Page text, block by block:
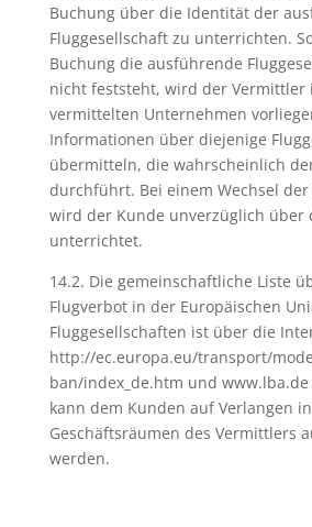
Buchung über die Identität der
Fluggesellschaft zu unterrichten.
Buchung die ausführende
nicht feststeht, wird der Vermittler
vermittelten Unternehmen
Informationen über diejenige
übermitteln, die wahrscheinlich
durchführt. Bei einem Wechsel
wird der Kunde unverzüglich über
unterrichtet.
14.2. Die gemeinschaftliche Liste
Flugverbot in der Europäischen
Fluggesellschaften ist über die
http://ec.europa.eu/transport/
ban/index_de.htm und
kann dem Kunden auf Verlangen
Geschäftsräumen des Vermittlers
werden.